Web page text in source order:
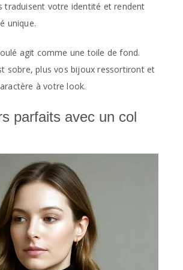
traduisent votre identité et rendent
unique.
agit comme une toile de fond.
sobre, plus vos bijoux ressortiront et
à votre look.
parfaits avec un col